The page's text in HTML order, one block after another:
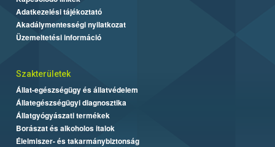
Adatkezelési tájékoztató
Akadálymentességi nyilatkozat
Üzemeltetési információ
Szakterületek
Állat-egészségügy és állatvédelem
Állategészségügyi diagnosztika
Állatgyógyászati termékek
Borászat és alkoholos italok
Élelmiszer- és takarmánybiztonság